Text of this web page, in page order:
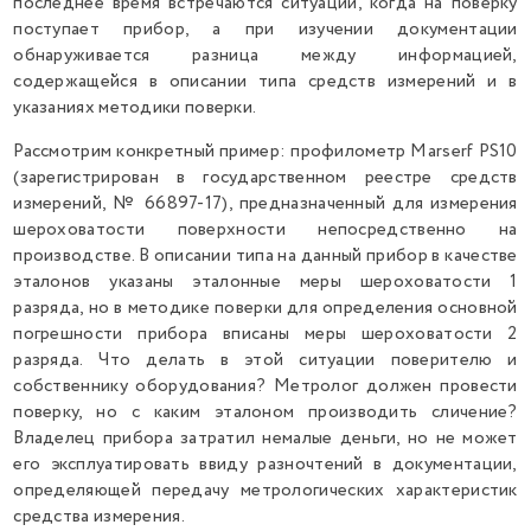
поступает прибор, а при изучении документации
обнаруживается разница между информацией,
содержащейся в описании типа средств измерений и в
указаниях методики поверки.
Рассмотрим конкретный пример: профилометр Marserf PS10
(зарегистрирован в государственном реестре средств
измерений, № 66897-17), предназначенный для измерения
шероховатости поверхности непосредственно на
производстве. В описании типа на данный прибор в качестве
эталонов указаны эталонные меры шероховатости 1
разряда, но в методике поверки для определения основной
погрешности прибора вписаны меры шероховатости 2
разряда. Что делать в этой ситуации поверителю и
собственнику оборудования? Метролог должен провести
поверку, но с каким эталоном производить сличение?
Владелец прибора затратил немалые деньги, но не может
его эксплуатировать ввиду разночтений в документации,
определяющей передачу метрологических характеристик
средства измерения.